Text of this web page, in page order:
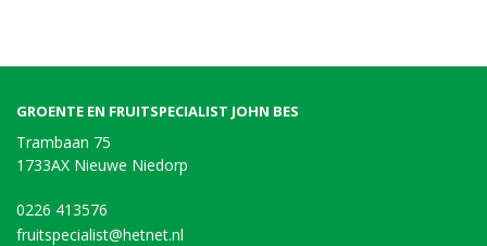
GROENTE EN FRUITSPECIALIST JOHN BES
Trambaan 75
1733AX Nieuwe Niedorp
0226 413576
fruitspecialist@hetnet.nl